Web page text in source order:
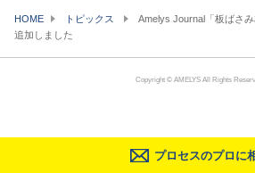
プロセスのプロに
HOME トピックス
Amelys Journal「板ばさ
追加しました
Copyright © AMELYS All Rights